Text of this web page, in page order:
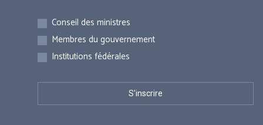
Inscriptions
Conseil des ministres
Membres du gouvernement
Institutions fédérales